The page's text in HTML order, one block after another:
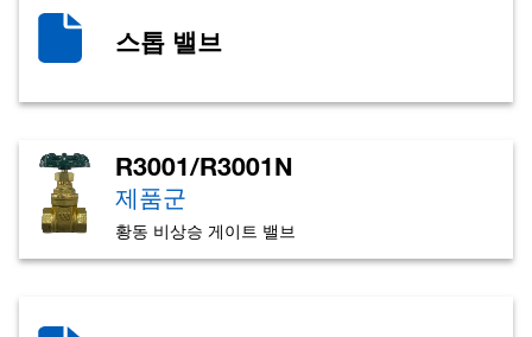
스톱 밸브
R3001/R3001N
제품군
황동 비상승 게이트 밸브